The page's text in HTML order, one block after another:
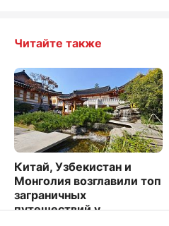
Читайте также
Китай, Узбекистан и
Монголия возглавили топ
заграничных
путешествий у